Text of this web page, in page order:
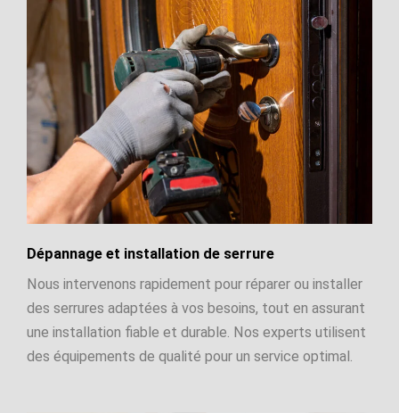
Dépannage et installation de serrure
Nous intervenons rapidement pour réparer ou installer
des serrures adaptées à vos besoins, tout en assurant
une installation fiable et durable. Nos experts utilisent
des équipements de qualité pour un service optimal.